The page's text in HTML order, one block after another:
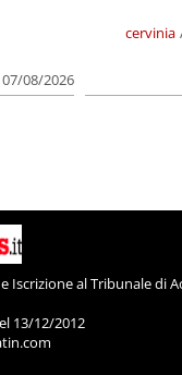
07/08/2026
cervinia
Iscrizione al Tribunale di
13/12/2012